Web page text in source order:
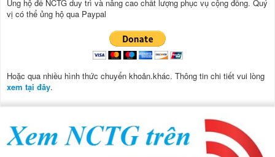
Ủng hộ để NCTG duy trì và nâng cao chất lượng phục vụ cộng đồng. Quý
vị có thể ủng hộ qua Paypal
Hoặc qua nhiều hình thức chuyển khoản.khác. Thông tin chi tiết vui lòng
xem tại đây.